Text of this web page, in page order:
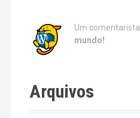
Um
mundo!
Arquivos